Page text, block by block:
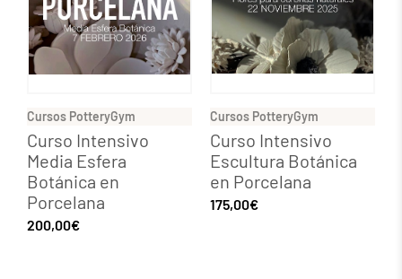
Cursos PotteryGym
Curso Intensivo
Media Esfera
Botánica en
Porcelana
200,00€
Cursos PotteryGym
Curso Intensivo
Escultura Botánica
en Porcelana
175,00€